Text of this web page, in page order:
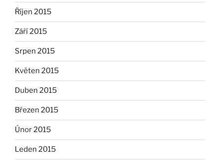
Říjen 2015
Září 2015
Srpen 2015
Květen 2015
Duben 2015
Březen 2015
Únor 2015
Leden 2015